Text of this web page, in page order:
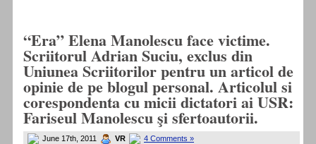
“Era” Elena Manolescu face victime.
Scriitorul Adrian Suciu, exclus din
Uniunea Scriitorilor pentru un articol de
opinie de pe blogul personal. Articolul si
corespondenta cu micii dictatori ai USR:
Fariseul Manolescu şi sfertoautorii.
June 17th, 2011 VR 4 Comments »